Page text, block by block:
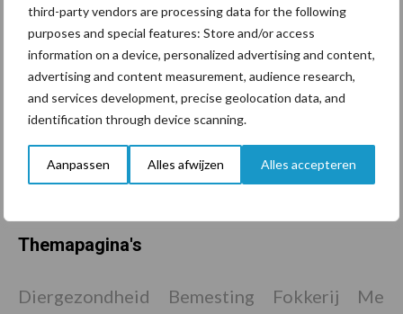
third-party vendors are processing data for the following
purposes and special features: Store and/or access
information on a device, personalized advertising and content,
advertising and content measurement, audience research,
and services development, precise geolocation data, and
identification through device scanning.
Aanpassen Alles afwijzen Alles accepteren
ondergrondverdichting te
beperken
Jaarverslag 2025 Royal A-
ware: omzet groeit,
nettoresultaat daalt
Themapagina's
Diergezondheid Bemesting Fokkerij